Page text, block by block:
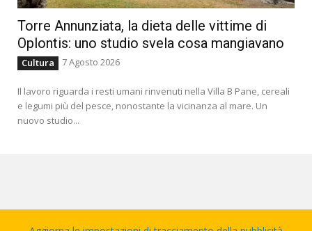
Torre Annunziata, la dieta delle vittime di
Oplontis: uno studio svela cosa mangiavano
Cultura 7 Agosto 2026
Il lavoro riguarda i resti umani rinvenuti nella Villa B Pane, cereali
e legumi più del pesce, nonostante la vicinanza al mare. Un
nuovo studio...